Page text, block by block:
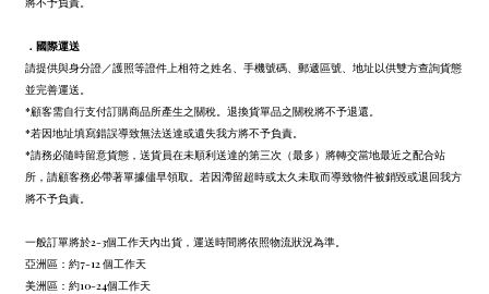
． 國際運送
請提供與身分證／護照等證件上相符之姓名、手機號碼、郵遞區號、地址以供雙方查詢貨態
並完善運送。
*顧客需自行支付訂購商品所產生之關稅。退換貨單品之關稅將不予退還。
*若因地址填寫錯誤導致無法送達或遺失我方將不予負責。
*請務必隨時留意貨態，送貨員在未順利送達的第三次（最多）將轉交當地最近之配合站
所，請顧客務必帶著單據儘早領取。若因滯留超時或太久未取而導致物件被銷毀或退回我方
將不予負責。
一般訂單將於2-3個工作天內出貨，運送時間將依照物流狀況為準。
亞洲區：約7-12 個工作天
美洲區：約10-24個工作天